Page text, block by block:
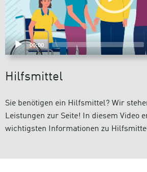
00:00
Hilfsmittel
Sie benötigen ein Hilfsmittel? Wir
Leistungen zur Seite! In diesem Video
wichtigsten Informationen zu